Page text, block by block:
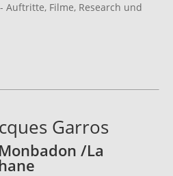
- Auftritte, Filme, Research und
Garros
/La